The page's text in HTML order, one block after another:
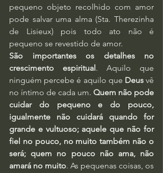
pequeno objeto recolhido com amor
pode salvar uma alma (Sta. Therezinha
de Lisieux) pois todo ato não é
pequeno se revestido de amor.
São importantes os detalhes no
crescimento espiritual. Aquilo que
ninguém percebe é aquilo que Deus vê
no íntimo de cada um. Quem não pode
cuidar do pequeno e do pouco,
igualmente não cuidará quando for
grande e vultuoso; aquele que não for
fiel no pouco, no muito também não o
será; quem no pouco não ama, não
amará no muito. As pequenas coisas, os